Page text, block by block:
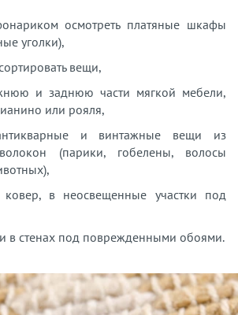
осмотреть платяные шкафы
уголки),
вещи,
и заднюю части мягкой мебели,
или рояля,
антикварные и винтажные вещи из
(парики, гобелены, волосы
ковер, в неосвещенные участки под
в стенах под поврежденными обоями.